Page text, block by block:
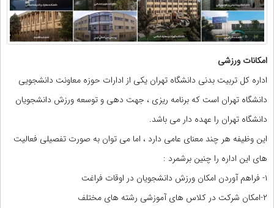
امکانات ورزشی
اداره کل تربیت بدنی دانشگاه تهران یکی از ادارات حوزه معاونت دانشجویی
دانشگاه تهران است که برنامه ریزی ، جهت دهی و توسعه ورزش دانشجویان
دانشگاه تهران را عهده دار می باشد.
این وظیفه هر چند معنای عامی دارد ، اما می توان به صورت تفصیلی فعالیت
های این اداره را چنین برشمرد :
۱- فراهم آوردن امکان ورزش دانشجویان در اوقات فراغت
۲-امکان شرکت در کلاس های آموزشی رشته های مختلف